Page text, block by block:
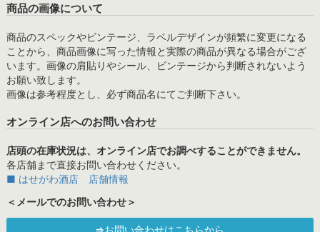
商品の画像について
商品のスペックやビンテージ、ラベルデザインが頻繁に変更になる
ことから、商品画像に写った情報と実際の商品が異なる場合がござ
います。画像の肩貼りやシール、ビンテージから判断されないよう
お願い致します。
画像は参考程度とし、必ず商品名にてご判断下さい。
オンライン店へのお問い合わせ
店頭の在庫状況は、オンライン店でお調べすることができません。
各店舗まで直接お問い合わせください。
■ はせがわ酒店 店舗情報
＜メールでのお問い合わせ＞
⇒お問い合わせはこちらから